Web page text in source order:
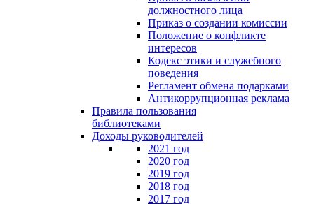
должностного лица
Приказ о создании комиссии
Положение о конфликте
интересов
Кодекс этики и служебного
поведения
Регламент обмена подарками
Антикоррупционная реклама
Правила пользования
библиотеками
Доходы руководителей
2021 год
2020 год
2019 год
2018 год
2017 год